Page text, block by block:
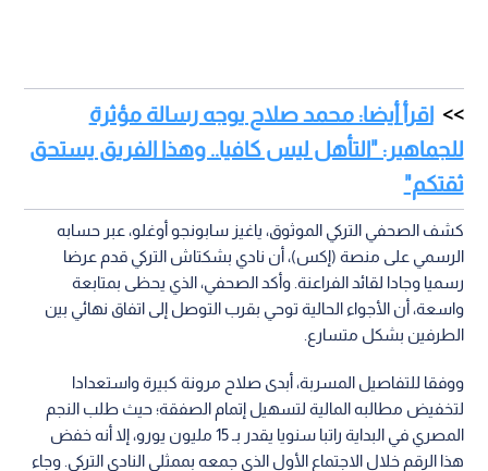
اقرأ أيضا: محمد صلاح يوجه رسالة مؤثرة
للجماهير: "التأهل ليس كافيا.. وهذا الفريق يستحق
ثقتكم"
كشف الصحفي التركي الموثوق، ياغيز سابونجو أوغلو، عبر حسابه
الرسمي على منصة (إكس)، أن نادي بشكتاش التركي قدم عرضا
رسميا وجادا لقائد الفراعنة. وأكد الصحفي، الذي يحظى بمتابعة
واسعة، أن الأجواء الحالية توحي بقرب التوصل إلى اتفاق نهائي بين
الطرفين بشكل متسارع.
ووفقا للتفاصيل المسربة، أبدى صلاح مرونة كبيرة واستعدادا
لتخفيض مطالبه المالية لتسهيل إتمام الصفقة؛ حيث طلب النجم
المصري في البداية راتبا سنويا يقدر بـ 15 مليون يورو، إلا أنه خفض
هذا الرقم خلال الاجتماع الأول الذي جمعه بممثلي النادي التركي. وجاء